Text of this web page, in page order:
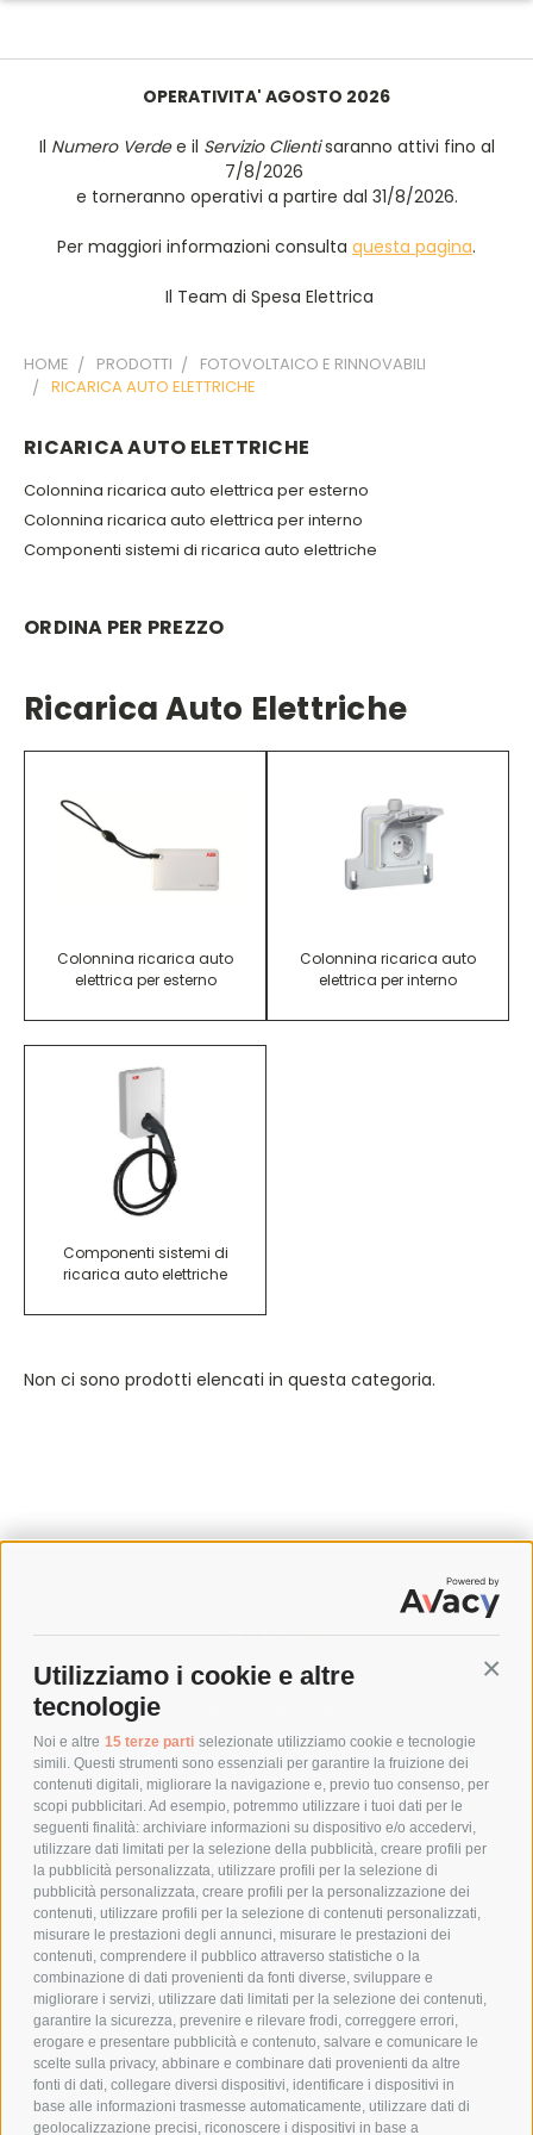
Utilizziamo i cookie e altre
tecnologie
Noi e altre 15 terze parti selezionate utilizziamo cookie e tecnologie
simili. Questi strumenti sono essenziali per garantire la fruizione dei
contenuti digitali, migliorare la navigazione e, previo tuo consenso, per
scopi pubblicitari. Ad esempio, potremmo utilizzare i tuoi dati per le
seguenti finalità: archiviare informazioni su dispositivo e/o accedervi,
utilizzare dati limitati per la selezione della pubblicità, creare profili per
la pubblicità personalizzata, utilizzare profili per la selezione di
pubblicità personalizzata, creare profili per la personalizzazione dei
contenuti, utilizzare profili per la selezione di contenuti personalizzati,
misurare le prestazioni degli annunci, misurare le prestazioni dei
contenuti, comprendere il pubblico attraverso statistiche o la
combinazione di dati provenienti da fonti diverse, sviluppare e
migliorare i servizi, utilizzare dati limitati per la selezione dei contenuti,
garantire la sicurezza, prevenire e rilevare frodi, correggere errori,
erogare e presentare pubblicità e contenuto, salvare e comunicare le
scelte sulla privacy, abbinare e combinare dati provenienti da altre
fonti di dati, collegare diversi dispositivi, identificare i dispositivi in
base alle informazioni trasmesse automaticamente, utilizzare dati di
geolocalizzazione precisi, riconoscere i dispositivi in base a
OPERATIVITA' AGOSTO 2026
Il Numero Verdee il Servizio Clientisaranno attivi fino al
7/8/2026
e torneranno operativi a partire dal 31/8/2026.
Per maggiori informazioni consulta questa pagina.
Il Team di Spesa Elettrica
HOME PRODOTTI
FOTOVOLTAICO E RINNOVABILI
RICARICA AUTO ELETTRICHE
RICARICA AUTO ELETTRICHE
Colonnina ricarica auto elettrica per esterno
Colonnina ricarica auto elettrica per interno
Componenti sistemi di ricarica auto elettriche
ORDINA PER PREZZO
Ricarica Auto Elettriche
Colonnina ricarica auto
elettrica per esterno
Colonnina ricarica auto
elettrica per interno
Componenti sistemi di
ricarica auto elettriche
Non ci sono prodotti elencati in questa categoria.
SPEDIZIONI
COSTI DI SPEDIZIONE
POLITICA DI RESO
POLICY
PRIVACY POLICY
COOKIE POLICY
PAGAMENTI SICURI
AZIENDA
CHI SIAMO
MARCHI TRATTATI
CONDOMINI